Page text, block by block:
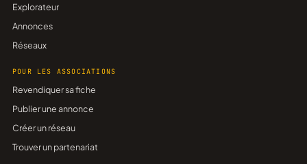
Explorateur
Annonces
Réseaux
POUR LES ASSOCIATIONS
Revendiquer sa fiche
Publier une annonce
Créer un réseau
Trouver un partenariat